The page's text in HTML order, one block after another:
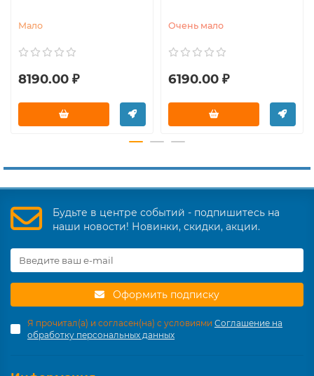
Мало
8190.00 ₽
Очень мало
6190.00 ₽
Будьте в центре событий - подпишитесь на
наши новости! Новинки, скидки, акции.
Оформить подписку
Я прочитал(а) и согласен(на) с условиями Соглашение на
обработку персональных данных